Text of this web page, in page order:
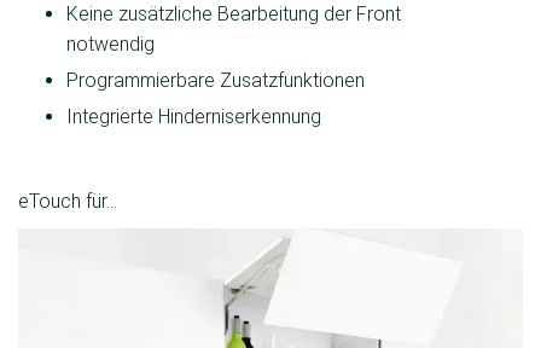
Keine zusätzliche Bearbeitung der Front
notwendig
Programmierbare Zusatzfunktionen
Integrierte Hinderniserkennung
eTouch für...